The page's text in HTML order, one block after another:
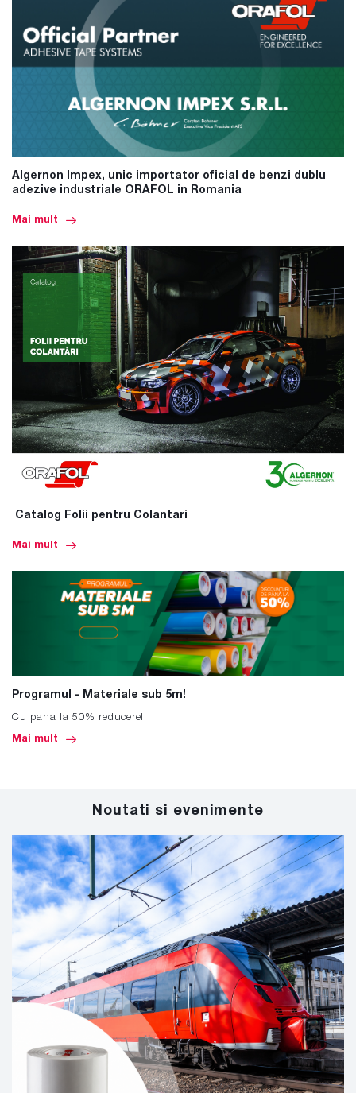
Algernon Impex, unic importator oficial de benzi dublu
adezive industriale ORAFOL in Romania
Mai mult
Catalog Folii pentru Colantari
Mai mult
Programul - Materiale sub 5m!
Cu pana la 50% reducere!
Mai mult
Noutati si evenimente